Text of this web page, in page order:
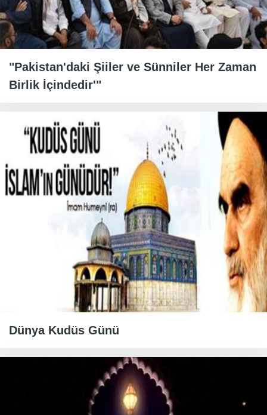
"Pakistan'daki Şiiler ve Sünniler Her Zaman
Birlik İçindedir'"
Dünya Kudüs Günü